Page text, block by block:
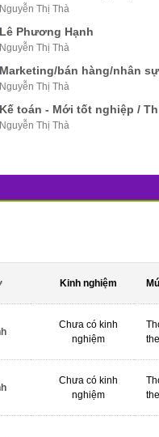
Nguyễn Thị Thà
Lê Phương Hạnh
Nguyễn Thị Thà
Marketing/bán hàng/nhân sự
Nguyễn Thị Thà
Nguyễn Thị Thà
Kinh nghiệm
Chưa có kinh
nghiệm
Chưa có kinh
nghiệm